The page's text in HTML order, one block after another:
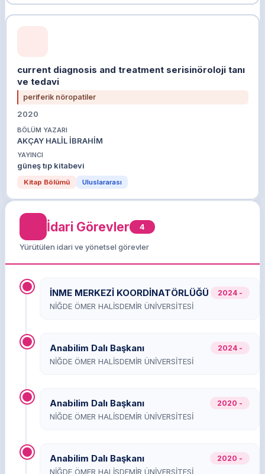
current diagnosis and treatment serisinöroloji tanı
ve tedavi
periferik nöropatiler
2020
BÖLÜM YAZARI
AKÇAY HALİL İBRAHİM
YAYINCI
güneş tıp kitabevi
Kitap Bölümü Uluslararası
İdari Görevler 4
Yürütülen idari ve yönetsel görevler
İNME MERKEZİ KOORDİNATÖRLÜĞÜ 2024 -
NİĞDE ÖMER HALİSDEMİR ÜNİVERSİTESİ
Anabilim Dalı Başkanı 2024 -
NİĞDE ÖMER HALİSDEMİR ÜNİVERSİTESİ
Anabilim Dalı Başkanı 2020 -
NİĞDE ÖMER HALİSDEMİR ÜNİVERSİTESİ
Anabilim Dalı Başkanı 2020 -
NİĞDE ÖMER HALİSDEMİR ÜNİVERSİTESİ